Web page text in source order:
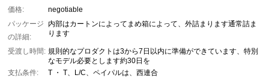
価格:
negotiable
パッケージ
の詳細:
内部はカートンによってまめ箱によって、外詰まります通常詰ま
ります
受渡し時間: 規則的なプロダクトは3から7日以内に準備ができています、特別
なモデル必要とします約30日を
支払条件:
T ・ T、L/C、ペイパルは、西連合